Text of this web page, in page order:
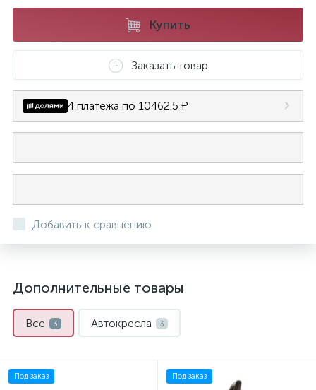
Купить
Заказать товар
4 платежа по 10462.5 ₽
Добавить к сравнению
Дополнительные товары
Все 3 Автокресла 3
Под заказ Под заказ